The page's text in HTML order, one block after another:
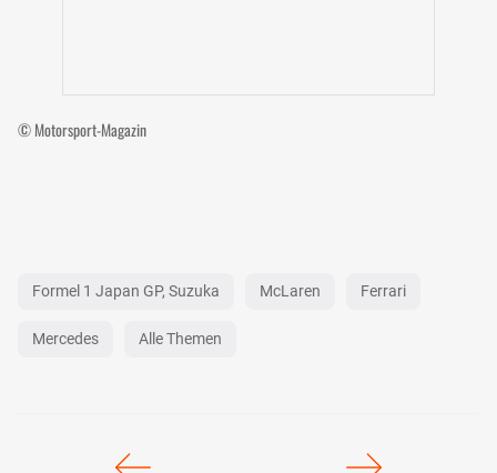
© Motorsport-Magazin
Formel 1 Japan GP, Suzuka McLaren Ferrari
Mercedes Alle Themen